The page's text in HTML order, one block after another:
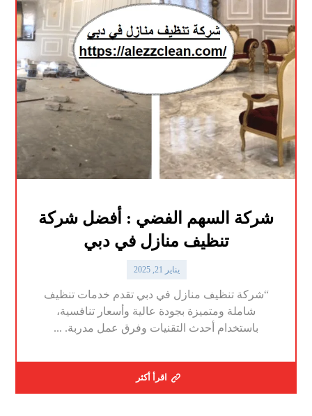
شركة السهم الفضي : أفضل شركة
تنظيف منازل في دبي
يناير 21, 2025
“شركة تنظيف منازل في دبي تقدم خدمات تنظيف
شاملة ومتميزة بجودة عالية وأسعار تنافسية،
باستخدام أحدث التقنيات وفرق عمل مدربة. ...
اقرأ أكثر